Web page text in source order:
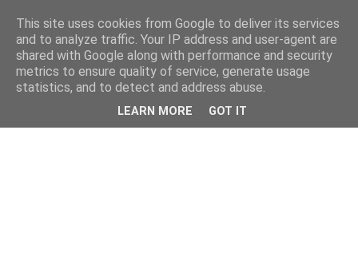
This site uses cookies from Google to deliver its services
and to analyze traffic. Your IP address and user-agent are
shared with Google along with performance and security
metrics to ensure quality of service, generate usage
statistics, and to detect and address abuse.
LEARN MORE GOT IT